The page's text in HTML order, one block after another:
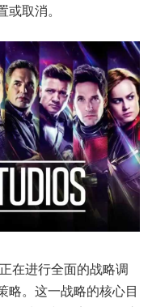
取消。
在进行全面的战略调
略。这一战略的核心目